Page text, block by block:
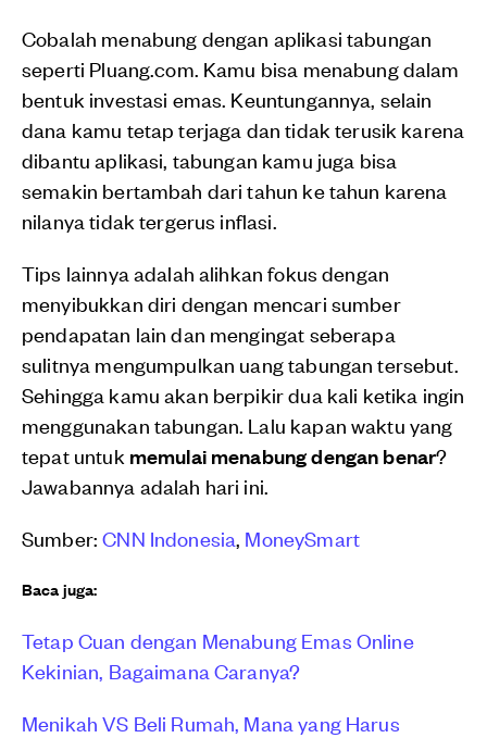
Cobalah menabung dengan aplikasi tabungan
seperti Pluang.com. Kamu bisa menabung dalam
bentuk investasi emas. Keuntungannya, selain
dana kamu tetap terjaga dan tidak terusik karena
dibantu aplikasi, tabungan kamu juga bisa
semakin bertambah dari tahun ke tahun karena
nilanya tidak tergerus inflasi.
Tips lainnya adalah alihkan fokus dengan
menyibukkan diri dengan mencari sumber
pendapatan lain dan mengingat seberapa
sulitnya mengumpulkan uang tabungan tersebut.
Sehingga kamu akan berpikir dua kali ketika ingin
menggunakan tabungan. Lalu kapan waktu yang
tepat untuk memulai menabung dengan benar?
Jawabannya adalah hari ini.
Sumber:CNN Indonesia MoneySmart
Baca juga:
Tetap Cuan dengan Menabung Emas Online
Kekinian, Bagaimana Caranya?
Menikah VS Beli Rumah, Mana yang Harus